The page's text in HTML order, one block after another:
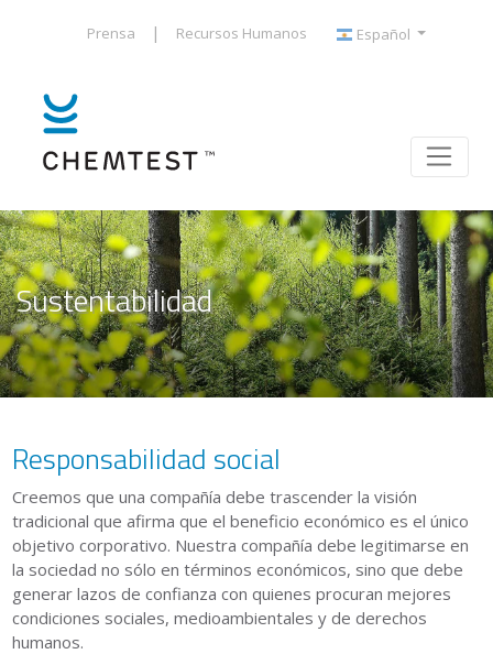
Prensa | Recursos Humanos Español
Sustentabilidad
Responsabilidad social
Creemos que una compañía debe trascender la visión
tradicional que afirma que el beneficio económico es el único
objetivo corporativo. Nuestra compañía debe legitimarse en
la sociedad no sólo en términos económicos, sino que debe
generar lazos de confianza con quienes procuran mejores
condiciones sociales, medioambientales y de derechos
humanos.